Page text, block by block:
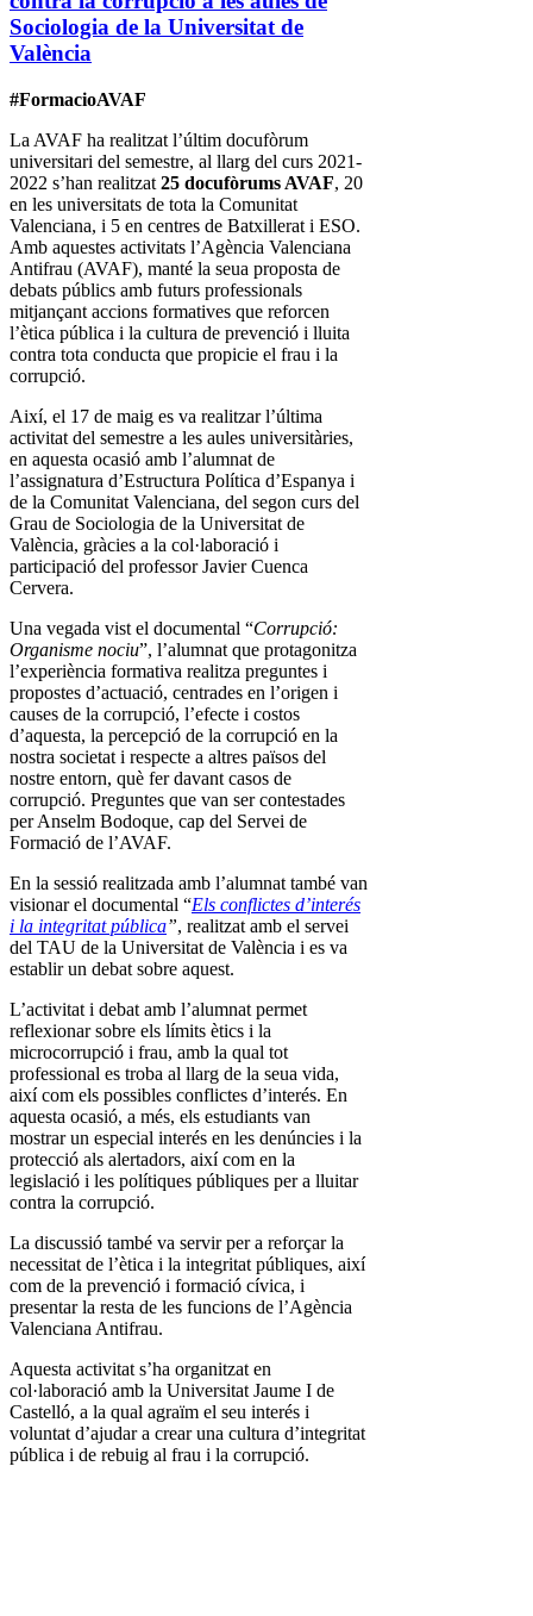
Sociologia de la Universitat de
València
#FormacioAVAF
La AVAF ha realitzat l’últim docufòrum
universitari del semestre, al llarg del curs 2021-
2022 s’han realitzat 25 docufòrums AVAF, 20
en les universitats de tota la Comunitat
Valenciana, i 5 en centres de Batxillerat i ESO.
Amb aquestes activitats l’Agència Valenciana
Antifrau (AVAF), manté la seua proposta de
debats públics amb futurs professionals
mitjançant accions formatives que reforcen
l’ètica pública i la cultura de prevenció i lluita
contra tota conducta que propicie el frau i la
corrupció.
Així, el 17 de maig es va realitzar l’última
activitat del semestre a les aules universitàries,
en aquesta ocasió amb l’alumnat de
l’assignatura d’Estructura Política d’Espanya i
de la Comunitat Valenciana, del segon curs del
Grau de Sociologia de la Universitat de
València, gràcies a la col·laboració i
participació del professor Javier Cuenca
Cervera.
Una vegada vist el documental “Corrupció:
Organisme nociu”, l’alumnat que protagonitza
l’experiència formativa realitza preguntes i
propostes d’actuació, centrades en l’origen i
causes de la corrupció, l’efecte i costos
d’aquesta, la percepció de la corrupció en la
nostra societat i respecte a altres països del
nostre entorn, què fer davant casos de
corrupció. Preguntes que van ser contestades
per Anselm Bodoque, cap del Servei de
Formació de l’AVAF.
En la sessió realitzada amb l’alumnat també van
visionar el documental “Els conflictes d’interés
i la integritat pública”, realitzat amb el servei
del TAU de la Universitat de València i es va
establir un debat sobre aquest.
L’activitat i debat amb l’alumnat permet
reflexionar sobre els límits ètics i la
microcorrupció i frau, amb la qual tot
professional es troba al llarg de la seua vida,
així com els possibles conflictes d’interés. En
aquesta ocasió, a més, els estudiants van
mostrar un especial interés en les denúncies i la
protecció als alertadors, així com en la
legislació i les polítiques públiques per a lluitar
contra la corrupció.
La discussió també va servir per a reforçar la
necessitat de l’ètica i la integritat públiques, així
com de la prevenció i formació cívica, i
presentar la resta de les funcions de l’Agència
Valenciana Antifrau.
Aquesta activitat s’ha organitzat en
col·laboració amb la Universitat Jaume I de
Castelló, a la qual agraïm el seu interés i
voluntat d’ajudar a crear una cultura d’integritat
pública i de rebuig al frau i la corrupció.